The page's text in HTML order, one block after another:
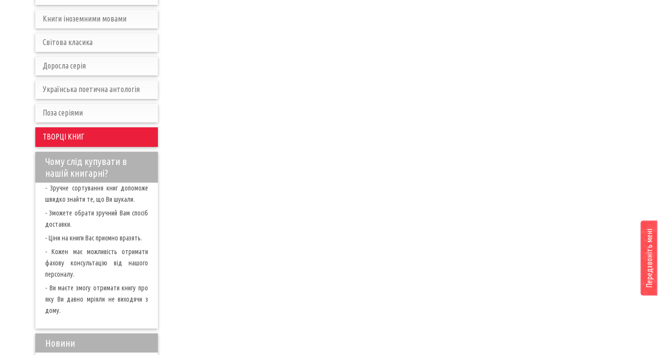
Передзвоніть мені
Книги іноземними мовами
Світова класика
Доросла серія
Українська поетична антологія
Поза серіями
ТВОРЦІ КНИГ
Чому слід купувати в
нашій книгарні?
- Зручне сортування книг допоможе
швидко знайти те, що Ви шукали.
- Зможете обрати зручний Вам спосіб
доставки.
- Ціни на книги Вас приємно вразять.
- Кожен має можливість отримати
фахову консультацію від нашого
персоналу.
- Ви маєте змогу отримати книгу про
яку Ви давно мріяли не виходячи з
дому.
Новини